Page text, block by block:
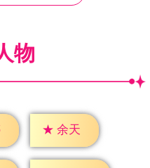
物
★ 余天